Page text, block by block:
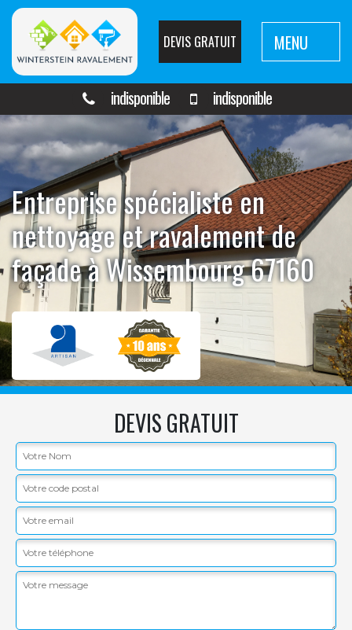
DEVIS GRATUIT MENU
indisponible indisponible
Entreprise spécialiste en
nettoyage et ravalement de
façade à Wissembourg 67160
DEVIS GRATUIT